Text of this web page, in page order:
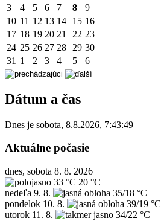
3
4 5 6 7 8
9
10 11 12 13 14 15 16
17 18 19 20 21 22 23
24 25 26 27 28 29 30
31 1 2 3 4 5 6
Dátum a čas
Dnes je sobota, 8.8.2026, 7:43:49
Aktuálne počasie
dnes, sobota 8. 8. 2026
33 °C 20 °C
nedeľa 9. 8.
35/18 °C
pondelok 10. 8.
39/19 °C
utorok 11. 8. 34/22 °C